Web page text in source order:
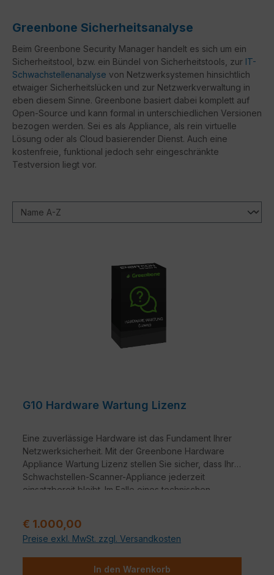
Greenbone Sicherheitsanalyse
Beim Greenbone Security Manager handelt es sich um ein
Sicherheitstool, bzw. ein Bündel von Sicherheitstools, zur IT-
Schwachstellenanalyse von Netzwerksystemen hinsichtlich
etwaiger Sicherheitslücken und zur Netzwerkverwaltung in
eben diesem Sinne. Greenbone basiert dabei komplett auf
Open-Source und kann formal in unterschiedlichen Versionen
bezogen werden. Sei es als Appliance, als rein virtuelle
Lösung oder als Cloud basierender Dienst. Auch eine
kostenfreie, funktional jedoch sehr eingeschränkte
Testversion liegt vor.
G10 Hardware Wartung Lizenz
Eine zuverlässige Hardware ist das Fundament Ihrer
Netzwerksicherheit. Mit der Greenbone Hardware
Appliance Wartung Lizenz stellen Sie sicher, dass Ihre
Schwachstellen-Scanner-Appliance jederzeit
einsatzbereit bleibt. Im Falle eines technischen
Infrastruktur ohne lange Ausfallzeiten geschützt bleibt.
Regulärer Preis:
€ 1.000,00
Preise exkl. MwSt. zzgl. Versandkosten
In den Warenkorb